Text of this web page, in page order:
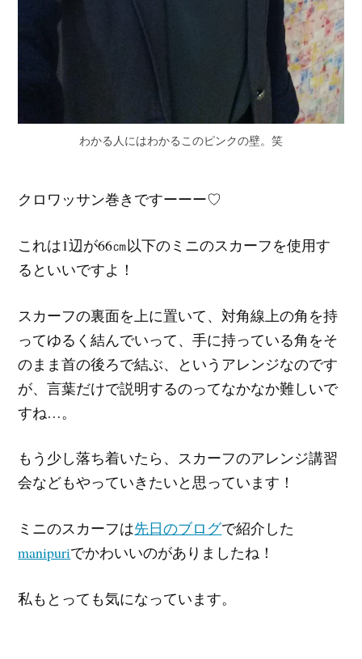
わかる人にはわかるこのピンクの壁。笑
クロワッサン巻きですーーー♡
これは1辺が66㎝以下のミニのスカーフを使用す
るといいですよ！
スカーフの裏面を上に置いて、対角線上の角を持
ってゆるく結んでいって、手に持っている角をそ
のまま首の後ろで結ぶ、というアレンジなのです
が、言葉だけで説明するのってなかなか難しいで
すね…。
もう少し落ち着いたら、スカーフのアレンジ講習
会などもやっていきたいと思っています！
ミニのスカーフは先日のブログで紹介した
manipuriでかわいいのがありましたね！
私もとっても気になっています。